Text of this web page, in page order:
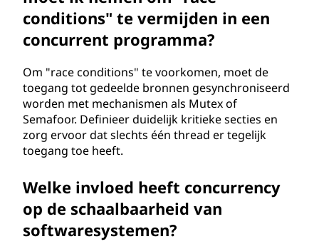
conditions" te vermijden in een
concurrent programma?
Om "race conditions" te voorkomen, moet de
toegang tot gedeelde bronnen gesynchroniseerd
worden met mechanismen als Mutex of
Semafoor. Definieer duidelijk kritieke secties en
zorg ervoor dat slechts één thread er tegelijk
toegang toe heeft.
Welke invloed heeft concurrency
op de schaalbaarheid van
softwaresystemen?